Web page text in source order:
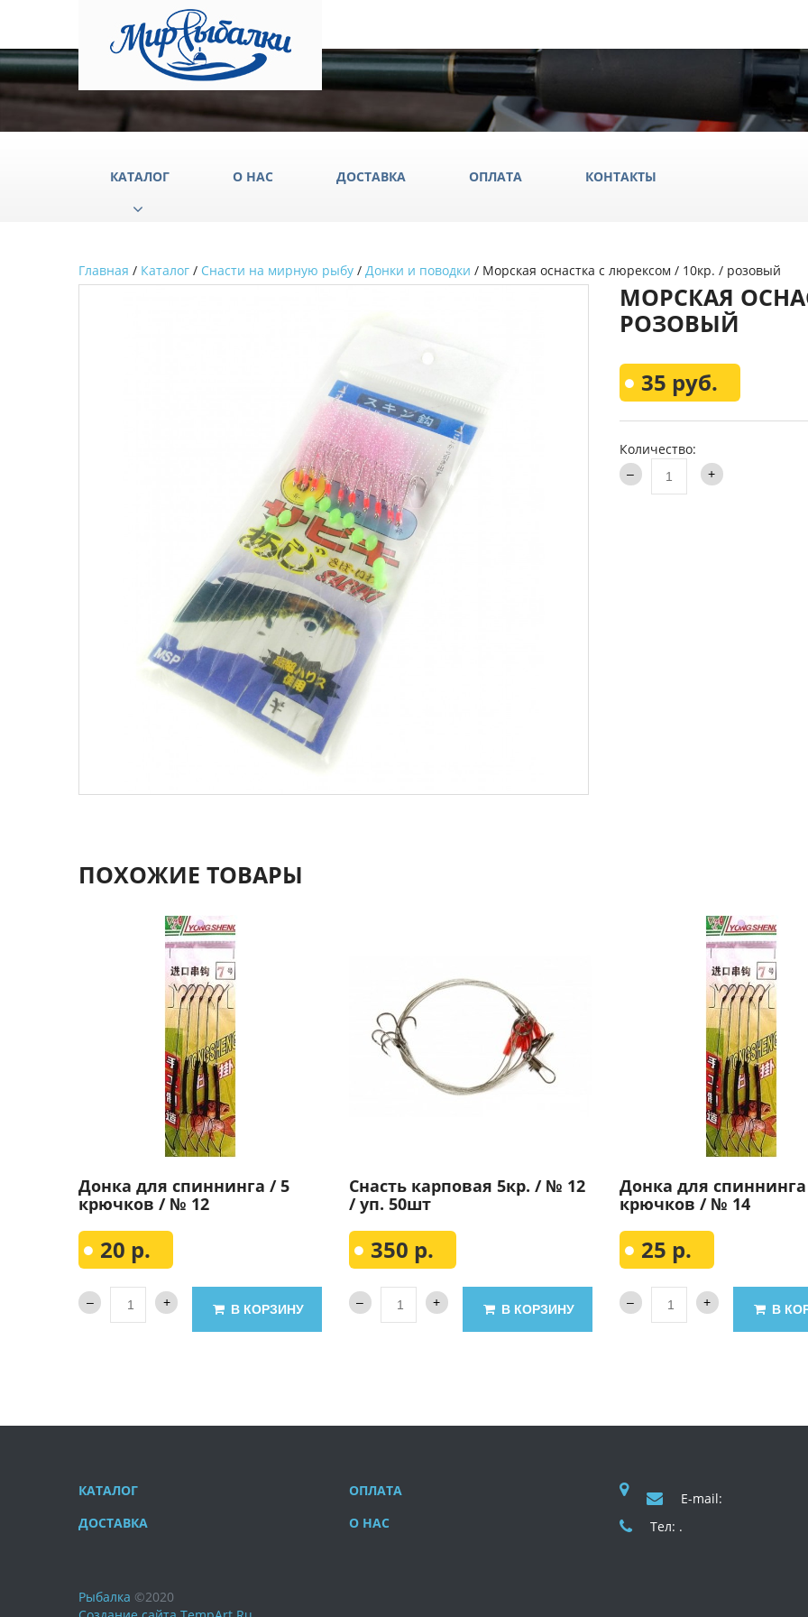
КАТАЛОГ
Аксессуары
Снасти на мирную рыбу
Туристическое снаряжение
Грузила
Рюкзаки туристические
Садки
Снасти на хищника
Стулья и столы
Удочки
Технопланктон
Всё
О НАС ДОСТАВКА ОПЛАТА КОНТАКТЫ
Главная / Каталог / Снасти на мирную рыбу / Донки и поводки / Морская оснастка с люрексом / 10кр. / розовый
МОРСКАЯ
РОЗОВЫЙ
35 руб.
Количество:
ПОХОЖИЕ ТОВАРЫ
Донка для спиннинга / 5
крючков / № 12
20 р.
В КОРЗИНУ
Снасть карповая 5кр. / № 12
/ уп. 50шт
350 р.
В КОРЗИНУ
Донка для
крючков / № 14
25 р.
В
КАТАЛОГ
ДОСТАВКА
ОПЛАТА
О НАС
E-mail:
Тел: .
Рыбалка ©2020